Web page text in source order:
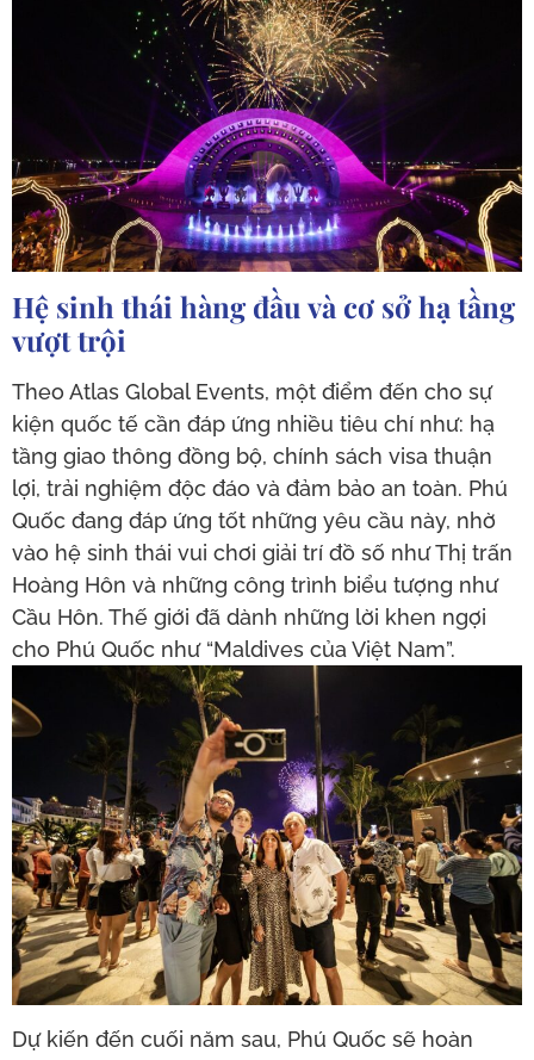
Hệ sinh thái hàng đầu và cơ sở hạ tầng
vượt trội
Theo Atlas Global Events, một điểm đến cho sự
kiện quốc tế cần đáp ứng nhiều tiêu chí như: hạ
tầng giao thông đồng bộ, chính sách visa thuận
lợi, trải nghiệm độc đáo và đảm bảo an toàn. Phú
Quốc đang đáp ứng tốt những yêu cầu này, nhờ
vào hệ sinh thái vui chơi giải trí đồ số như Thị trấn
Hoàng Hôn và những công trình biểu tượng như
Cầu Hôn. Thế giới đã dành những lời khen ngợi
cho Phú Quốc như “Maldives của Việt Nam”.
Dự kiến đến cuối năm sau, Phú Quốc sẽ hoàn